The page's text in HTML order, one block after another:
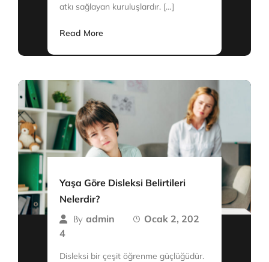
atkı sağlayan kuruluşlardır. […]
Read More
Yaşa Göre Disleksi Belirtileri
Nelerdir?
By admin
Ocak 2, 202
4
Disleksi bir çeşit öğrenme güçlüğüdür.